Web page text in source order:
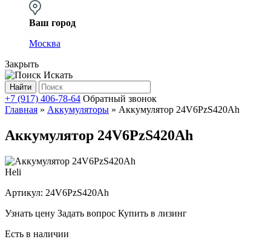
Ваш город
Москва
Закрыть
Искать
Найти
+7 (917) 406-78-64 Обратный звонок
Главная » Аккумуляторы » Аккумулятор 24V6PzS420Ah
Аккумулятор 24V6PzS420Ah
Heli
Артикул: 24V6PzS420Ah
Узнать цену Задать вопрос Купить в лизинг
Есть в наличии